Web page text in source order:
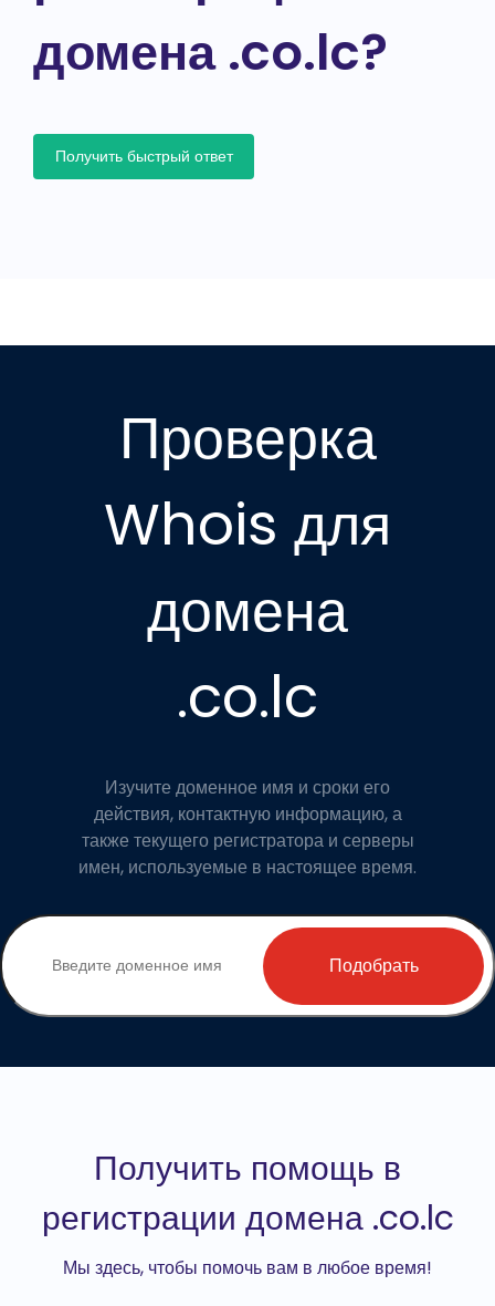
домена .co.lc?
Получить быстрый ответ
Проверка
Whois для
домена
.co.lc
Изучите доменное имя и сроки его
действия, контактную информацию, а
также текущего регистратора и серверы
имен, используемые в настоящее время.
Подобрать
Получить помощь в
регистрации домена .co.lc
Мы здесь, чтобы помочь вам в любое время!